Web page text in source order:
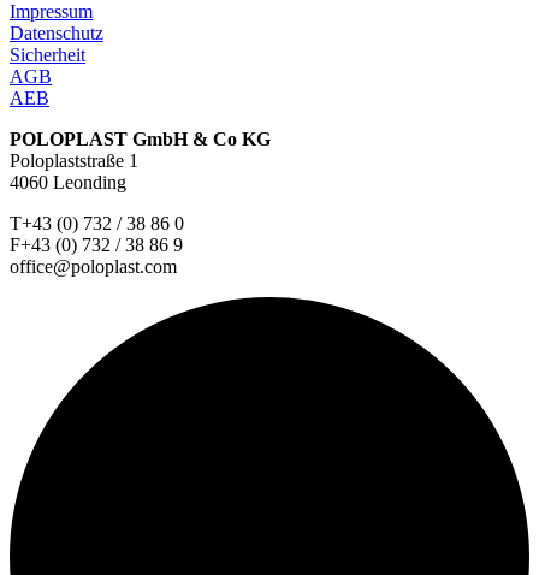
Impressum
Datenschutz
Sicherheit
AGB
AEB
POLOPLAST GmbH & Co KG
Poloplaststraße 1
4060 Leonding
T+43 (0) 732 / 38 86 0
F+43 (0) 732 / 38 86 9
office@poloplast.com